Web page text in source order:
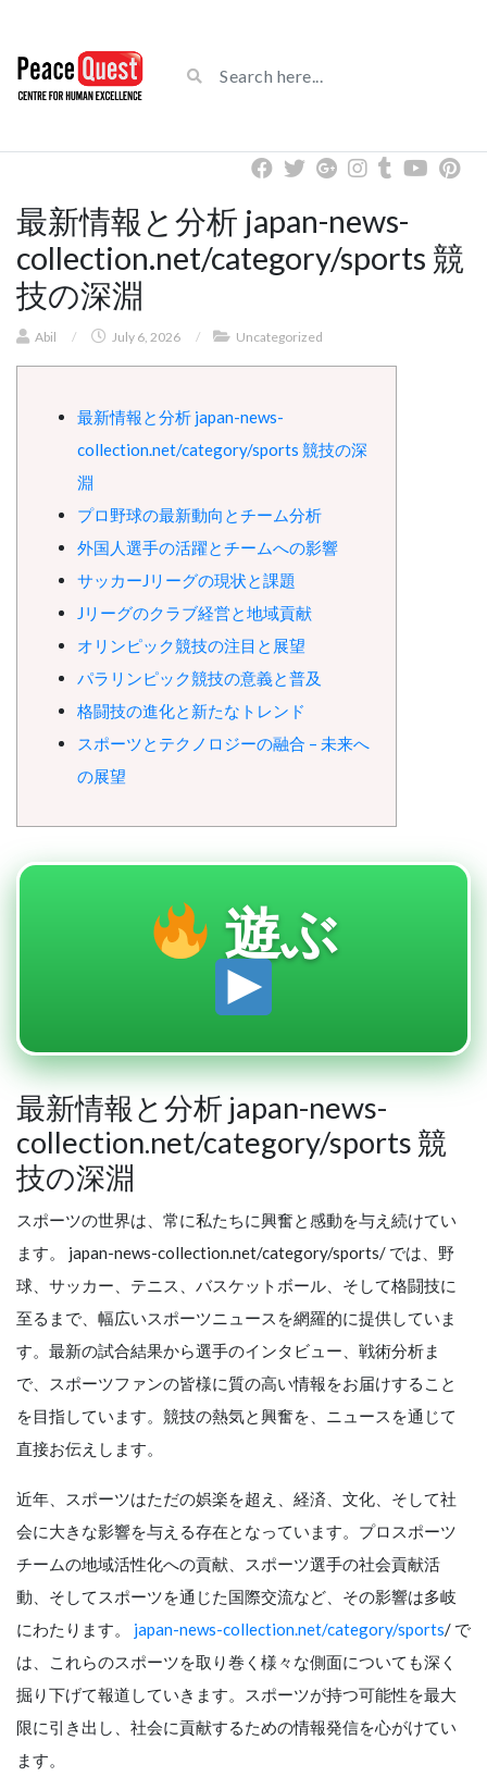
最新情報と分析 japan-news-
collection.net/category/sports 競
技の深淵
Abil / July 6, 2026 / Uncategorized
最新情報と分析 japan-news-
collection.net/category/sports 競技の深
淵
プロ野球の最新動向とチーム分析
外国人選手の活躍とチームへの影響
サッカーJリーグの現状と課題
Jリーグのクラブ経営と地域貢献
オリンピック競技の注目と展望
パラリンピック競技の意義と普及
格闘技の進化と新たなトレンド
スポーツとテクノロジーの融合 – 未来へ
の展望
遊ぶ
最新情報と分析 japan-news-
collection.net/category/sports 競
技の深淵
スポーツの世界は、常に私たちに興奮と感動を与え続けてい
ます。 japan-news-collection.net/category/sports/ では、野
球、サッカー、テニス、バスケットボール、そして格闘技に
至るまで、幅広いスポーツニュースを網羅的に提供していま
す。最新の試合結果から選手のインタビュー、戦術分析ま
で、スポーツファンの皆様に質の高い情報をお届けすること
を目指しています。競技の熱気と興奮を、ニュースを通じて
直接お伝えします。
近年、スポーツはただの娯楽を超え、経済、文化、そして社
会に大きな影響を与える存在となっています。プロスポーツ
チームの地域活性化への貢献、スポーツ選手の社会貢献活
動、そしてスポーツを通じた国際交流など、その影響は多岐
にわたります。 japan-news-collection.net/category/sports/ で
は、これらのスポーツを取り巻く様々な側面についても深く
掘り下げて報道していきます。スポーツが持つ可能性を最大
限に引き出し、社会に貢献するための情報発信を心がけてい
ます。